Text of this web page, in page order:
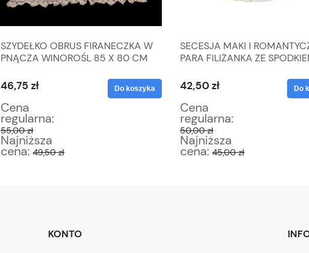
SZYDEŁKO OBRUS FIRANECZKA W
PNĄCZA WINOROŚL 85 X 80 CM
46,75 zł
Cena
regularna:
55,00 zł
Najniższa
cena: 49,50 zł
Do koszyka
SECESJA MAKI I
PARA FILIŻANKA ZE
42,50 zł
Cena
regularna:
50,00 zł
Najniższa
cena: 45,00 zł
Do
KONTO